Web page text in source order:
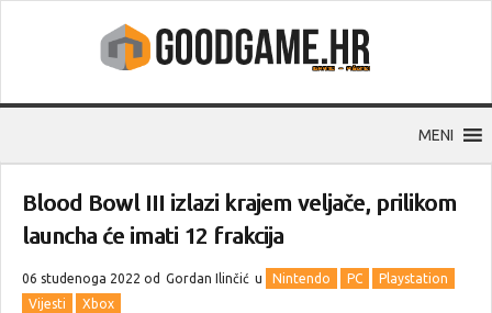
MENI
Blood Bowl III izlazi krajem veljače, prilikom
launcha će imati 12 frakcija
06 studenoga 2022 od Gordan Ilinčić u Nintendo PC
Playstation
Vijesti
Xbox